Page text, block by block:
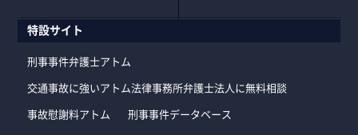
特設サイト
刑事事件弁護士アトム
交通事故に強いアトム法律事務所弁護士法人に無料相談
事故慰謝料アトム 刑事事件データベース